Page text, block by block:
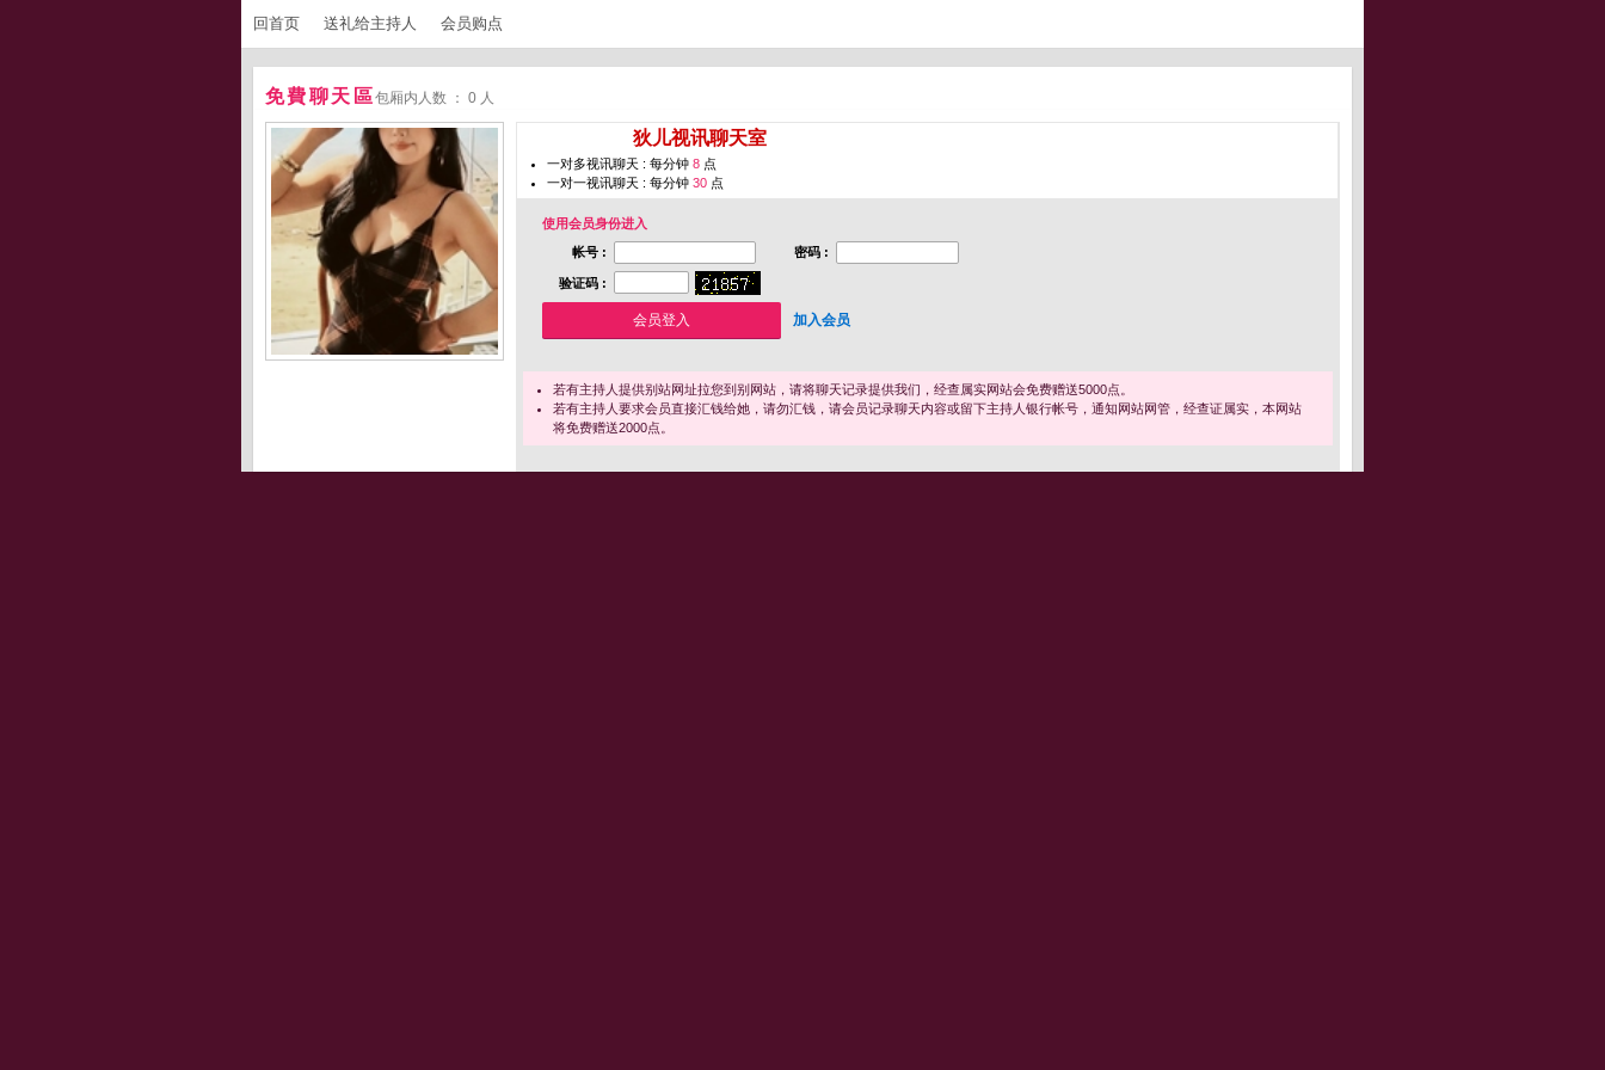
回首页 送礼给主持人 会员购点
免費聊天區包厢内人数 ： 0 人
狄儿视讯聊天室
一对多视讯聊天 : 每分钟 8 点
一对一视讯聊天 : 每分钟 30 点
使用会员身份进入
帐号 :
密码 :
验证码 :
加入会员
若有主持人提供别站网址拉您到别网站，请将聊天记录提供我们，经查属实网站会免费赠送5000点。
若有主持人要求会员直接汇钱给她，请勿汇钱，请会员记录聊天内容或留下主持人银行帐号，通知网站网管，经查证属实，本网站
将免费赠送2000点。